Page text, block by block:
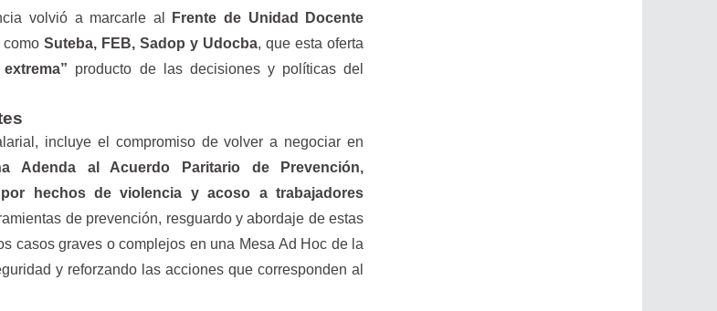
volvió a marcarle al
Frente de Unidad Docente
comoSuteba, FEB, Sadop y Udocba, que esta oferta
producto de las decisiones y políticas del
incluye el compromiso de volver a negociar en
Adenda al Acuerdo Paritario de Prevención,
hechos de violencia y acoso a trabajadores
de prevención, resguardo y abordaje de estas
casos graves o complejos en una Mesa Ad Hoc de la
y reforzando las acciones que corresponden al